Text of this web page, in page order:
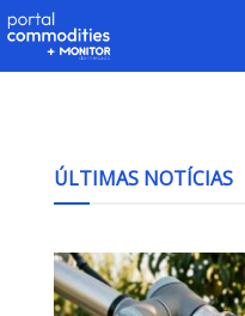
ÚLTIMAS NOTÍCIAS